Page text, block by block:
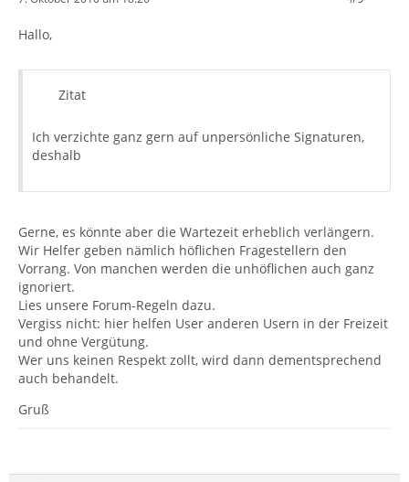
Hallo,
Zitat
Ich verzichte ganz gern auf unpersönliche Signaturen,
deshalb
Gerne, es könnte aber die Wartezeit erheblich verlängern.
Wir Helfer geben nämlich höflichen Fragestellern den
Vorrang. Von manchen werden die unhöflichen auch ganz
ignoriert.
Lies unsere Forum-Regeln dazu.
Vergiss nicht: hier helfen User anderen Usern in der Freizeit
und ohne Vergütung.
Wer uns keinen Respekt zollt, wird dann dementsprechend
auch behandelt.
Gruß